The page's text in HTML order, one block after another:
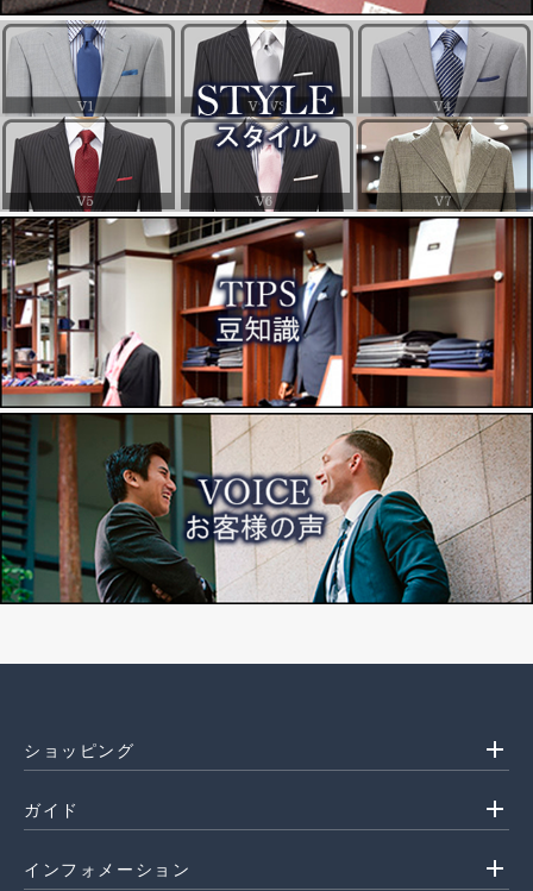
ショッピング add
ガイド add
インフォメーション add